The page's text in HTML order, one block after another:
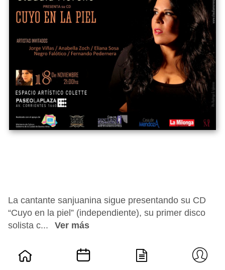
La cantante sanjuanina sigue presentando su CD
“Cuyo en la piel” (independiente), su primer disco
solista c...
Ver más